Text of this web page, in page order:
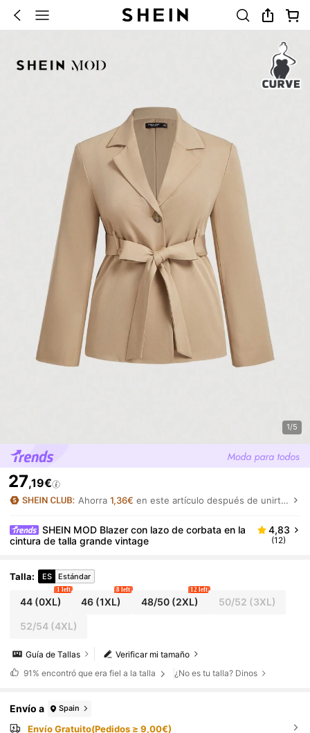
1/5
27,19€
Ahorra 1,36€ en este artículo después de unirte.
SHEIN MOD Blazer con lazo de corbata en la
cintura de talla grande vintage
4,83
(12)
Talla: ES Estándar
44(0XL)
1 left
46 (1XL)
8 left
48/50(2XL)
12 left
50/52 (3XL)
52/54(4XL)
Verificar mi tamaño
Guía de Tallas
91% encontró que era fiel a la talla ¿No es tu talla? Dinos
Envío a Spain
Envío Gratuito(Pedidos ≥ 9,00€)